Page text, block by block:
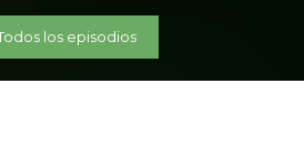
los episodios